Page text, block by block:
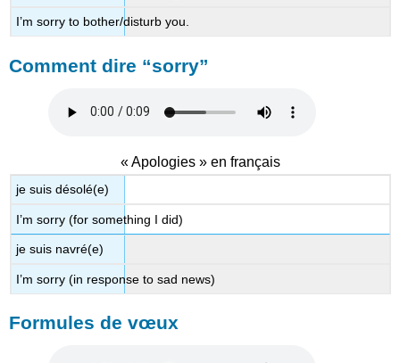
I’m sorry to bother/disturb you.
Comment dire “sorry”
« Apologies » en français
je suis désolé(e)
I’m sorry (for something I did)
je suis navré(e)
I’m sorry (in response to sad news)
Formules de vœux